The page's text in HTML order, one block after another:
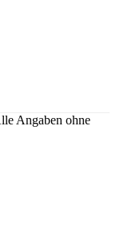
Angaben ohne